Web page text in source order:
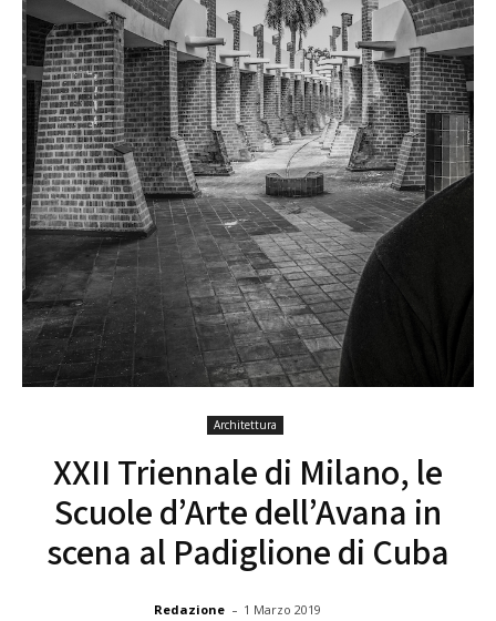
Architettura
XXII Triennale di Milano, le
Scuole d’Arte dell’Avana in
scena al Padiglione di Cuba
Redazione - 1 Marzo 2019